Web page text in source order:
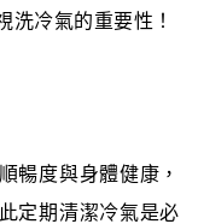
洗冷氣的重要性！
暢度與身體健康，
定期清潔冷氣是必